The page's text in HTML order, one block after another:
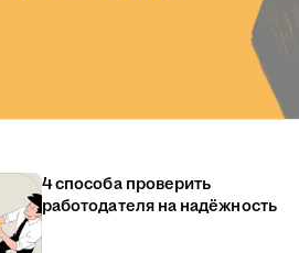
4 способа проверить
работодателя на надёжность